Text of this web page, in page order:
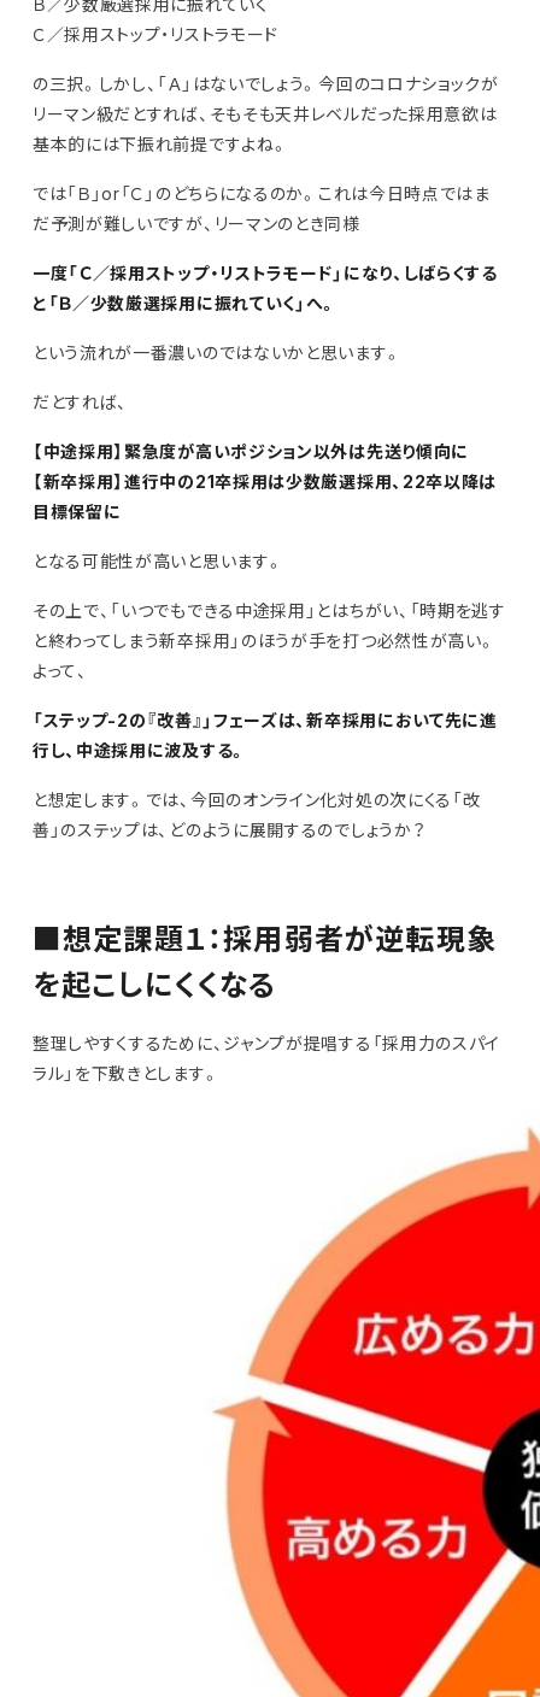
Ｃ／採用ストップ・リストラモード
の三択。しかし、「Ａ」はないでしょう。今回のコロナショックが
リーマン級だとすれば、そもそも天井レベルだった採用意欲は
基本的には下振れ前提ですよね。
では「Ｂ」or「Ｃ」のどちらになるのか。これは今日時点ではま
だ予測が難しいですが、リーマンのとき同様
一度「Ｃ／採用ストップ・リストラモード」になり、しばらくする
と「Ｂ／少数厳選採用に振れていく」へ。
という流れが一番濃いのではないかと思います。
だとすれば、
【中途採用】緊急度が高いポジション以外は先送り傾向に
【新卒採用】進行中の21卒採用は少数厳選採用、22卒以降は
目標保留に
となる可能性が高いと思います。
その上で、「いつでもできる中途採用」とはちがい、「時期を逃す
と終わってしまう新卒採用」のほうが手を打つ必然性が高い。
よって、
「ステップ-2の『改善』」フェーズは、新卒採用において先に進
行し、中途採用に波及する。
と想定します。では、今回のオンライン化対処の次にくる「改
善」のステップは、どのように展開するのでしょうか？
■想定課題１：採用弱者が逆転現象
を起こしにくくなる
整理しやすくするために、ジャンプが提唱する「採用力のスパイ
ラル」を下敷きとします。